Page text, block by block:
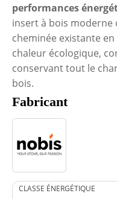
performances
insert à bois
cheminée existante
chaleur écologique,
conservant tout le
bois.
Fabricant
CLASSE ÉNERGÉTIQUE